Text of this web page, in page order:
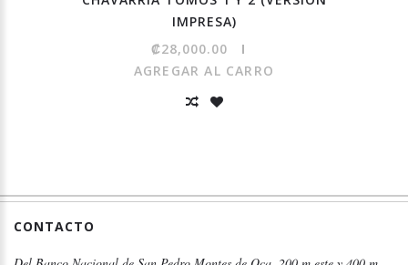
IMPRESA)
₡28,000.00
AGREGAR AL CARRO
CONTACTO